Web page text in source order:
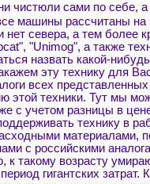
чистюли сами по себе,
машины рассчитаны
нет севера, а тем более
"Unimog", а также
назвать какой-
эту технику для
всех
этой техники. Тут мы
с учетом разницы в
технику в
материалами,
с российскими
к такому возрасту
гигантских